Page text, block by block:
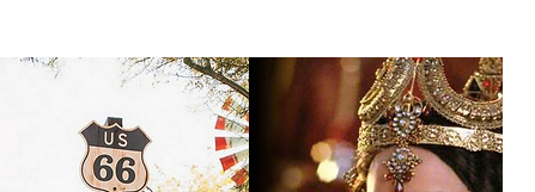
Vermietung von Möbeln und Stühlen in Bern in Freiburg in Zürich, Vermietung von Möbeln und Dekorationen Lausanne Bern
in Zürich, Vermietung von Möbeln im Wallis, Vermietung von Möbeln in Lausanne, Vermietung von Möbeln in Luzern, Vermietung
Vermietung von Möbeln in Davos, Vermietung von Möbeln Gstaad, Vermietung von Möbeln in Verbier, Vermietung von Möbeln in
Möbelverleih in Delémont, Möbelverleih Lausanne, Möbelverleih Aargau, Möbelverleih Appenzell Innerrhoden, Appenzell
Vermietung von Möbeln Neuenburg, Vermietung von Möbeln Nidwalden, Vermietung von Möbeln Obwalden, Vermietung
Vermietung von Möbel Liestal, Vermietung von Möbeln Herisau, Vermietung von Möbeln Solothurn, Vermietung von Möbeln
von Möbeln Uri, Vermietung von Möbeln Altdorf, Vermietung von Möbeln Waadt Möbel, Sion Möbelverleih, Zug Möbelverleih,
Stuhl, Napoleon-Stuhl, Chiavari-Stuhl, Seilpfosten, Seilpfosten, Sofa, Hocker, Barockmöbel, Vintage-Möbel, Roter Teppich,
Dekoration, Dekor, Sessel , Leichte Möbel, Weinglas, Wasserglas, Barhocker, Kerzenhalter, Vase, Beleuchtung, Teelichthalter,